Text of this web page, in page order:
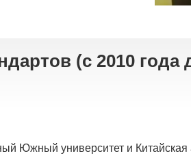
(с 2010 года
Южный университет и